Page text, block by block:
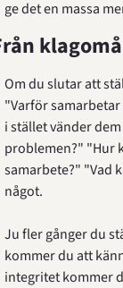
ge det en massa
Om du slutar att
"Varför
i stället vänder
problemen?" "Hur
samarbete?" "Vad
något.
Ju fler gånger du
kommer du att
integritet kommer